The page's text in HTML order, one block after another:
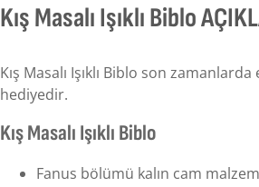
Kış Masalı Işıklı Biblo
Kış Masalı Işıklı Biblo son
hediyedir.
Kış Masalı Işıklı Biblo
Fanus bölümü kalın cam